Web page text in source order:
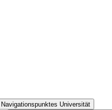
Universität